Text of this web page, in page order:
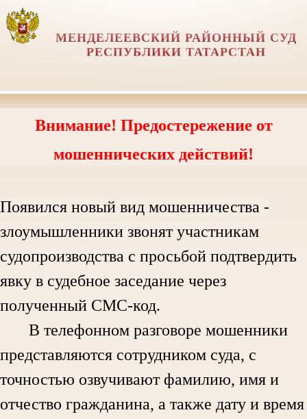
МЕНДЕЛЕЕВСКИЙ РАЙОННЫЙ СУД
РЕСПУБЛИКИ ТАТАРСТАН
Внимание! Предостережение от
мошеннических действий!
Появился новый вид мошенничества -
злоумышленники звонят участникам
судопроизводства с просьбой подтвердить
явку в судебное заседание через
полученный СМС-код.
В телефонном разговоре мошенники
представляются сотрудником суда, с
точностью озвучивают фамилию, имя и
отчество гражданина, а также дату и время